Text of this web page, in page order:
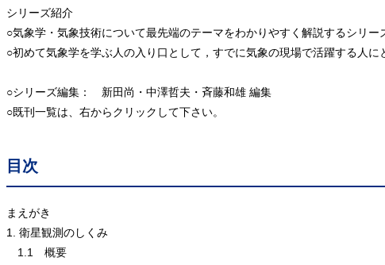
シリーズ紹介
○気象学・気象技術について最先端のテーマをわかりやすく解説するシリー
○初めて気象学を学ぶ人の入り口として，すでに気象の現場で活躍する人に
○シリーズ編集： 新田尚・中澤哲夫・斉藤和雄 編集
○既刊一覧は、右からクリックして下さい。
目次
まえがき
1. 衛星観測のしくみ
1.1 概要